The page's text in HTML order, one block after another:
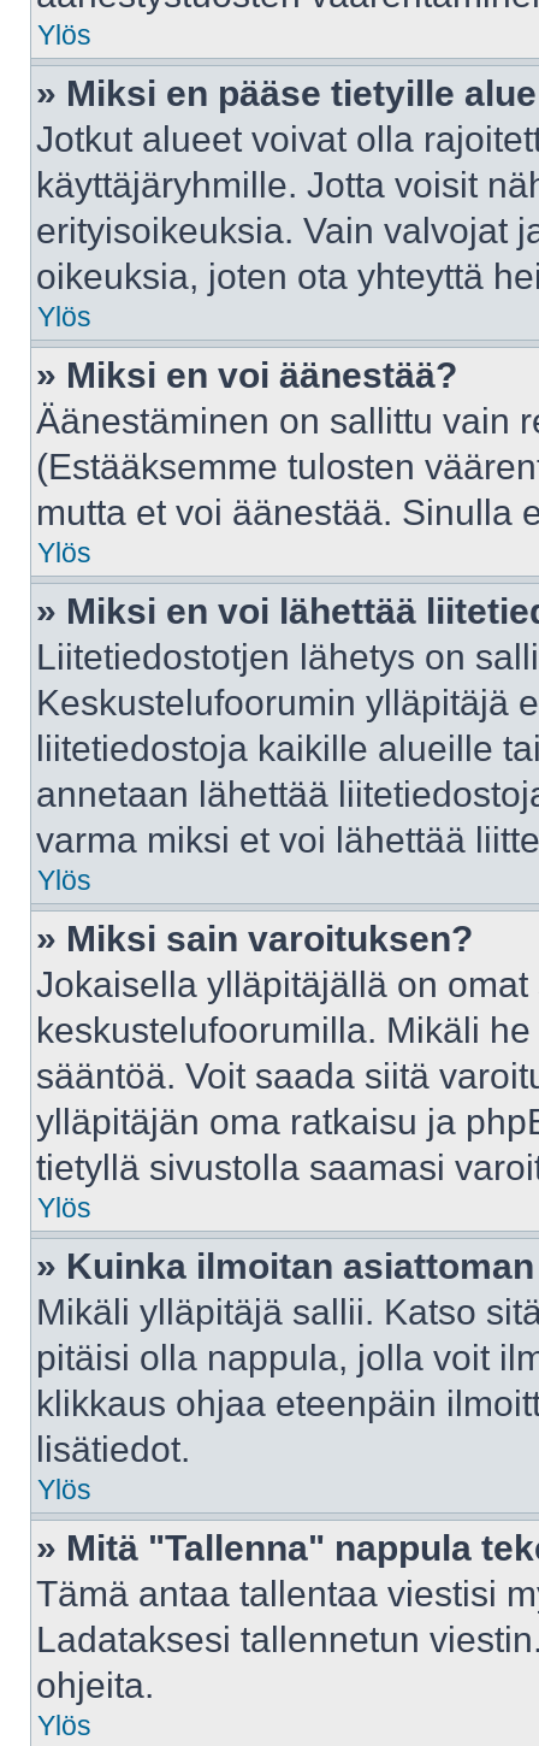
Ylös
» Miksi en pääse tietyille
Jotkut alueet voivat olla
käyttäjäryhmille. Jotta voisit
erityisoikeuksia. Vain valvojat
oikeuksia, joten ota yhteyttä
Ylös
» Miksi en voi äänestää?
Äänestäminen on sallittu vain
(Estääksemme tulosten
mutta et voi äänestää. Sinulla
Ylös
» Miksi en voi lähettää
Liitetiedostotjen lähetys on
Keskustelufoorumin ylläpitäjä
liitetiedostoja kaikille alueille
annetaan lähettää
varma miksi et voi lähettää
Ylös
» Miksi sain varoituksen?
Jokaisella ylläpitäjällä on
keskustelufoorumilla. Mikäli
sääntöä. Voit saada siitä
ylläpitäjän oma ratkaisu ja
tietyllä sivustolla saamasi
Ylös
» Kuinka ilmoitan
Mikäli ylläpitäjä sallii. Katso
pitäisi olla nappula, jolla voit
klikkaus ohjaa eteenpäin
lisätiedot.
Ylös
» Mitä "Tallenna" nappula
Tämä antaa tallentaa viestisi
Ladataksesi tallennetun
ohjeita.
Ylös